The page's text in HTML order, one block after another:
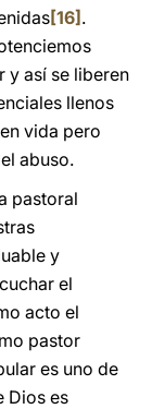
[16] .
y así se liberen
llenos
vida pero
abuso.
pastoral
y
el
acto el
pastor
es uno de
Dios es